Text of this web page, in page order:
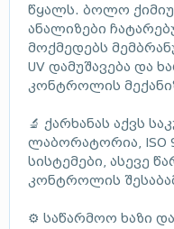
წყალს. ბოლო
ანალიზები
მოქმედებს
UV დამუშავება და
კონტროლის
🔬 ქარხანას აქვს
ლაბორატორია, ISO
სისტემები, ასევე
კონტროლის
⚙️ საწარმოო ხაზი